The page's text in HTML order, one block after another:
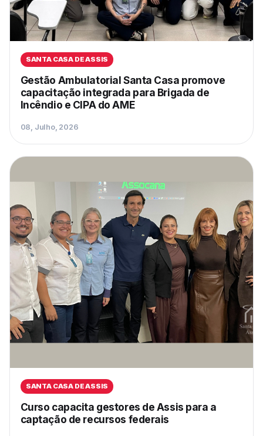
SANTA CASA DE ASSIS
Gestão Ambulatorial Santa Casa promove
capacitação integrada para Brigada de
Incêndio e CIPA do AME
08, Julho, 2026
SANTA CASA DE ASSIS
Curso capacita gestores de Assis para a
captação de recursos federais